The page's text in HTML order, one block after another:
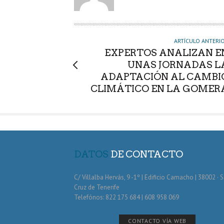
R
ARTÍCULO
EXPERTOS ANALIZAN
UNAS JORNADAS
ADAPTACIÓN AL
CLIMÁTICO EN LA
DATOS DE CONTACTO
C/ Villalba Hervás, 9 -1º | Edificio Camacho | 38002 ·
Cruz de Tenerife
Telefónos: 822 175 684 | 608 958 069
CONTACTO VÍA WEB